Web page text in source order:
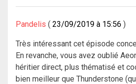
Pandelis 23/09/2019 à 15:56
Très intéressant cet épisode
En revanche, vous avez oublié
héritier direct, plus thématisé et
bien meilleur que Thunderstone